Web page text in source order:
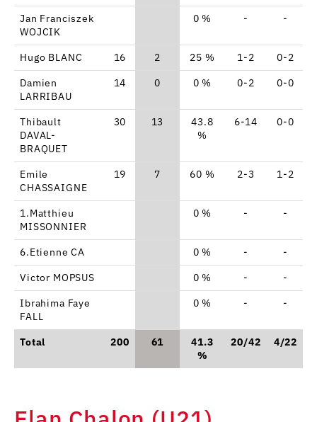
Jan Franciszek
WOJCIK
0 % - -
Hugo BLANC 16 2 25 % 1-2 0-2
Damien
LARRIBAU
14 0 0 % 0-2 0-0
Thibault
DAVAL-
BRAQUET
30 13
43.8
%
6-14 0-0
Emile
CHASSAIGNE
19 7 60 % 2-3 1-2
1.Matthieu
MISSONNIER
0 % - -
6.Etienne CA 0 % -
-
Victor MOPSUS
0 % -
-
Ibrahima Faye
FALL
0 % - -
Total 200 61
41.3
%
20/42 4/22